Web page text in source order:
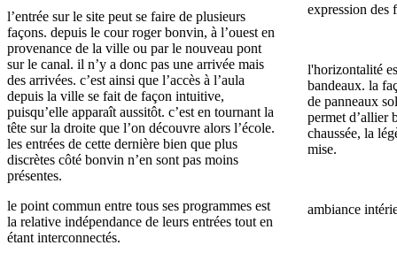
l’entrée sur le site peut se faire de plusieurs
façons. depuis le cour roger bonvin, à l’ouest en
provenance de la ville ou par le nouveau pont
sur le canal. il n’y a donc pas une arrivée mais
des arrivées. c’est ainsi que l’accès à l’aula
depuis la ville se fait de façon intuitive,
puisqu’elle apparaît aussitôt. c’est en tournant la
tête sur la droite que l’on découvre alors l’école.
les entrées de cette dernière bien que plus
discrètes côté bonvin n’en sont pas moins
présentes.
le point commun entre tous ses programmes est
la relative indépendance de leurs entrées tout en
étant interconnectés.
expression des
l'horizontalité
bandeaux. la
de panneaux
permet d’allier
chaussée, la
mise.
ambiance